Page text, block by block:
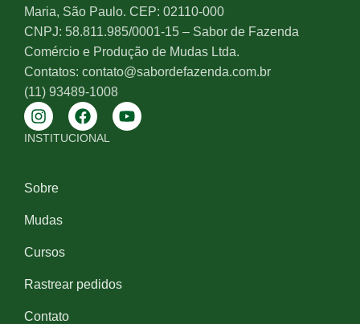
Maria, São Paulo. CEP: 02110-000
CNPJ: 58.811.985/0001-15 – Sabor de Fazenda
Comércio e Produção de Mudas Ltda.
Contatos: contato@sabordefazenda.com.br
(11) 93489-1008
INSTITUCIONAL
Sobre
Mudas
Cursos
Rastrear pedidos
Contato